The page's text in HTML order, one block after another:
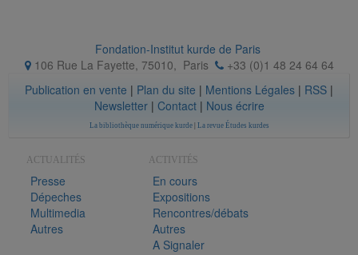
Fondation-Institut kurde de Paris
106 Rue La Fayette, 75010
Paris
+33 (0)1 48 24 64 64
Publication en vente | Plan du site | Mentions Légales | RSS |
Newsletter| Contact| Nous écrire
La bibliothèque numérique kurde| La revue Études kurdes
ACTUALITÉS
Presse
Dépeches
Multimedia
Autres
ACTIVITÉS
En cours
Expositions
Rencontres/débats
Autres
A Signaler